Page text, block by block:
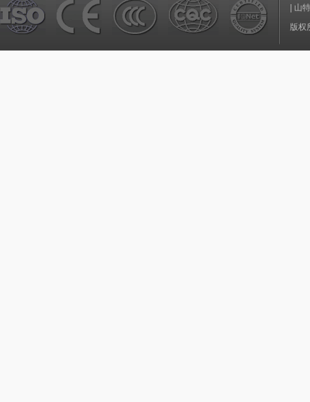
山
版权